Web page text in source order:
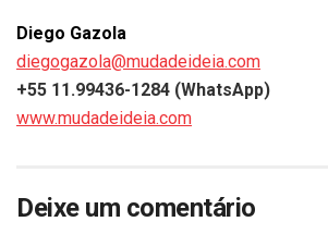
Diego Gazola
diegogazola@mudadeideia.com
+55 11.99436-1284 (WhatsApp)
www.mudadeideia.com
Deixe um comentário